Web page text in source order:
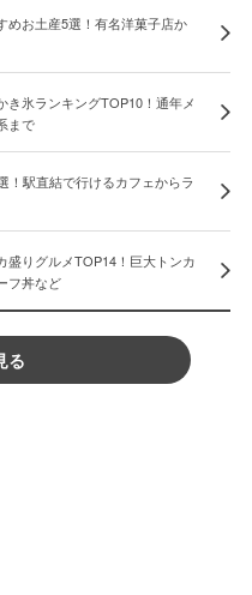
めお土産5選！有名洋菓子店か
き氷ランキングTOP10！通年メ
まで
！駅直結で行けるカフェからラ
盛りグルメTOP14！巨大トンカ
フ丼など
る